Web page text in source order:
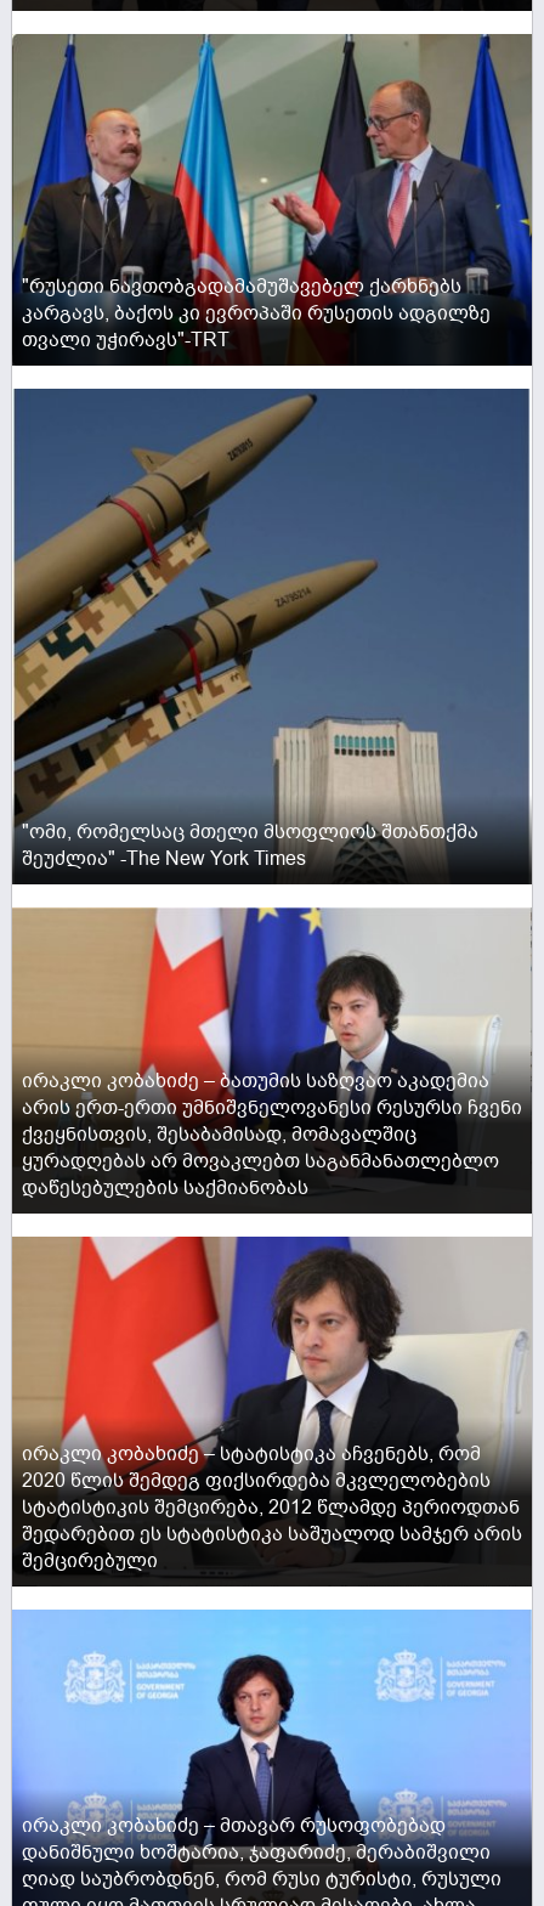
"რუსეთი ნავთობგადამამუშავებელ ქარხნებს
კარგავს, ბაქოს კი ევროპაში რუსეთის ადგილზე
თვალი უჭირავს"-TRT
"ომი, რომელსაც მთელი მსოფლიოს შთანთქმა
შეუძლია" -The New York Times
ირაკლი კობახიძე – ბათუმის საზღვაო აკადემია
არის ერთ-ერთი უმნიშვნელოვანესი რესურსი ჩვენი
ქვეყნისთვის, შესაბამისად, მომავალშიც
ყურადღებას არ მოვაკლებთ საგანმანათლებლო
დაწესებულების საქმიანობას
ირაკლი კობახიძე – სტატისტიკა აჩვენებს, რომ
2020 წლის შემდეგ ფიქსირდება მკვლელობების
სტატისტიკის შემცირება, 2012 წლამდე პერიოდთან
შედარებით ეს სტატისტიკა საშუალოდ სამჯერ არის
შემცირებული
ირაკლი კობახიძე – მთავარ რუსოფობებად
დანიშნული ხოშტარია, ჯაფარიძე, მერაბიშვილი
ღიად საუბრობდნენ, რომ რუსი ტურისტი, რუსული